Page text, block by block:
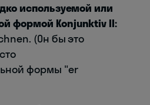
используемой или
формой Konjunktiv II:
(Он бы это
формы "er